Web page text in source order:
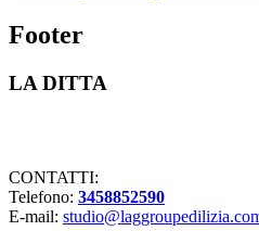
Footer
LA DITTA
CONTATTI:
Telefono: 3458852590
E-mail: